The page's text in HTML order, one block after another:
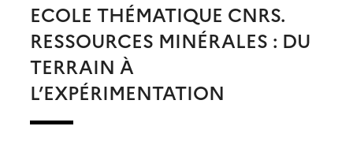
ECOLE THÉMATIQUE CNRS.
RESSOURCES MINÉRALES : DU
TERRAIN À
L’EXPÉRIMENTATION